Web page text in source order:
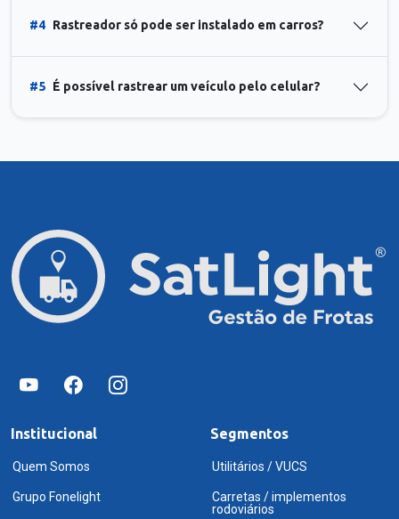
#4 Rastreador só pode ser instalado em carros?
#5 É possível rastrear um veículo pelo celular?
Institucional
Quem Somos
Grupo Fonelight
Segmentos
Utilitários / VUCS
Carretas / implementos
rodoviários